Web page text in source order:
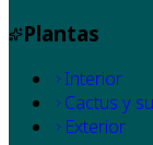
Plantas
Interior
Cactus y
Exterior